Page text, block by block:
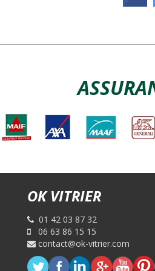
92040 Issy-Les-Moulineaux
17 rue Nollet
OK Vitrier Neuilly-Sur-Seine
168 avenue Charles de Gaulle
92200 Neuilly-Sur-Seine
OK Vitrier Boulogne
- 4 km
OK VITRIER
01 42 03 87 32
06 63 86 15 15
contact@ok-vitrier.com